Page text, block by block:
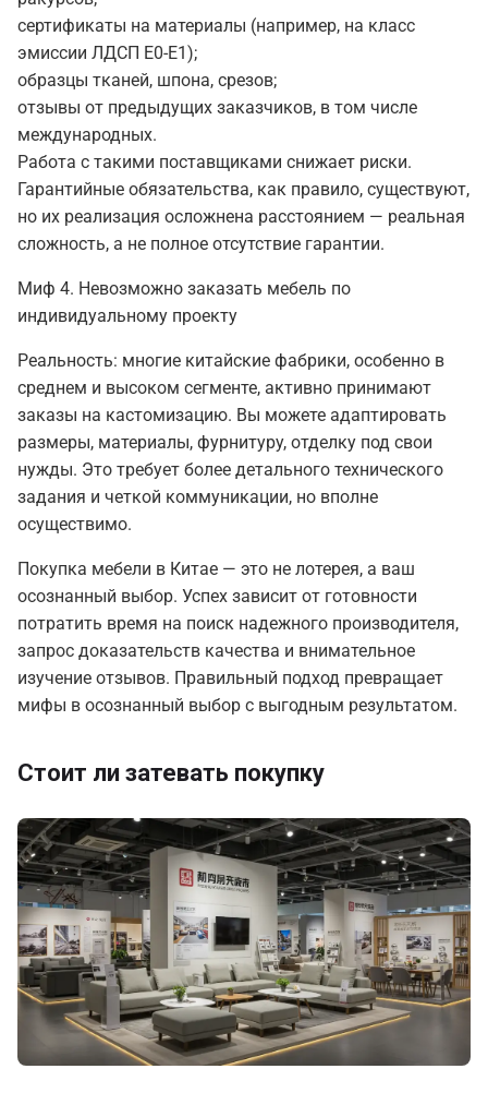
сертификаты на материалы (например, на класс
эмиссии ЛДСП Е0-Е1);
образцы тканей, шпона, срезов;
отзывы от предыдущих заказчиков, в том числе
международных.
Работа с такими поставщиками снижает риски.
Гарантийные обязательства, как правило, существуют,
но их реализация осложнена расстоянием — реальная
сложность, а не полное отсутствие гарантии.
Миф 4. Невозможно заказать мебель по
индивидуальному проекту
Реальность: многие китайские фабрики, особенно в
среднем и высоком сегменте, активно принимают
заказы на кастомизацию. Вы можете адаптировать
размеры, материалы, фурнитуру, отделку под свои
нужды. Это требует более детального технического
задания и четкой коммуникации, но вполне
осуществимо.
Покупка мебели в Китае — это не лотерея, а ваш
осознанный выбор. Успех зависит от готовности
потратить время на поиск надежного производителя,
запрос доказательств качества и внимательное
изучение отзывов. Правильный подход превращает
мифы в осознанный выбор с выгодным результатом.
Стоит ли затевать покупку